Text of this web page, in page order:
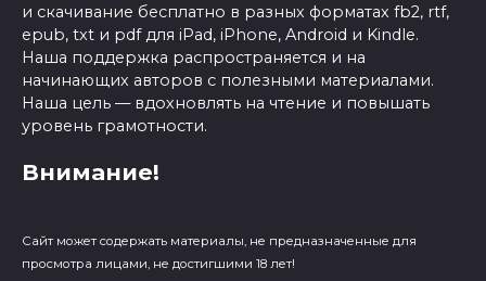
и скачивание бесплатно в разных форматах fb2, rtf,
epub, txt и pdf для iPad, iPhone, Android и Kindle.
Наша поддержка распространяется и на
начинающих авторов с полезными материалами.
Наша цель — вдохновлять на чтение и повышать
уровень грамотности.
Внимание!
Сайт может содержать материалы, не предназначенные для
просмотра лицами, не достигшими 18 лет!